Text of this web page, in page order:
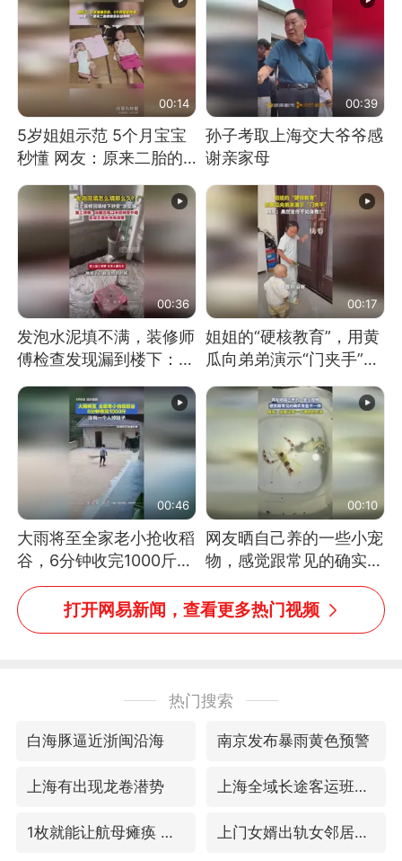
00:14
5岁姐姐示范 5个月宝宝
秒懂 网友：原来二胎的
00:39
孙子考取上海交大爷爷感
谢亲家母
00:36
发泡水泥填不满，装修师
傅检查发现漏到楼下：出
00:17
姐姐的“硬核教育”，用黄
瓜向弟弟演示“门夹手”，
教！
00:46
大雨将至全家老小抢收稻
谷，6分钟收完1000斤，
没有一个人掉链子
00:10
网友晒自己养的一些小宠
物，感觉跟常见的确实有
些不一样
打开网易新闻，查看更多热门视频
热门搜索
白海豚逼近浙闽沿海 南京发布暴雨黄色预警
上海有出现龙卷潜势 上海全域长途客运班次全部停运
1枚就能让航母瘫痪 轰-6J实力有多强 上门女婿出轨女邻居多年被判重婚罪